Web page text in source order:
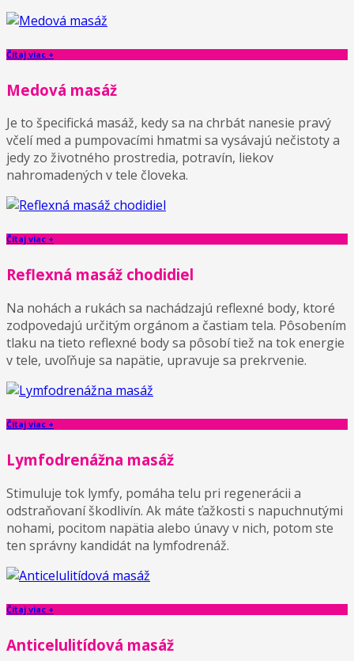
Čítaj viac +
Medová masáž
Je to špecifická masáž, kedy sa na chrbát nanesie pravý
včelí med a pumpovacími hmatmi sa vysávajú nečistoty a
jedy zo životného prostredia, potravín, liekov
nahromadených v tele človeka.
Čítaj viac +
Reflexná masáž chodidiel
Na nohách a rukách sa nachádzajú reflexné body, ktoré
zodpovedajú určitým orgánom a častiam tela. Pôsobením
tlaku na tieto reflexné body sa pôsobí tiež na tok energie
v tele, uvoľňuje sa napätie, upravuje sa prekrvenie.
Čítaj viac +
Lymfodrenážna masáž
Stimuluje tok lymfy, pomáha telu pri regenerácii a
odstraňovaní škodlivín. Ak máte ťažkosti s napuchnutými
nohami, pocitom napätia alebo únavy v nich, potom ste
ten správny kandidát na lymfodrenáž.
Čítaj viac +
Anticelulitídová masáž